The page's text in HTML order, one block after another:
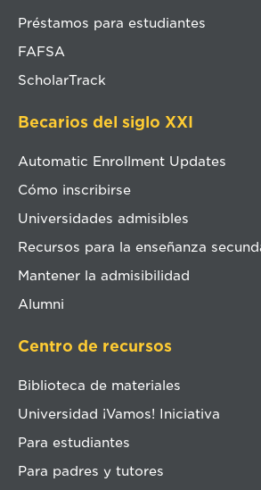
Préstamos para estudiantes
FAFSA
ScholarTrack
Becarios del siglo XXI
Automatic Enrollment Updates
Cómo inscribirse
Universidades admisibles
Recursos para la enseñanza
Mantener la admisibilidad
Alumni
Centro de recursos
Biblioteca de materiales
Universidad ¡Vamos! Iniciativa
Para estudiantes
Para padres y tutores